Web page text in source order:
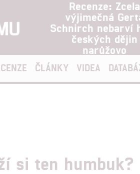
Recenze: Zcela
výjimečná
Schnirch nebarví
českých dějin
narůžovo
ČLÁNKY VIDEA
si ten humbuk?